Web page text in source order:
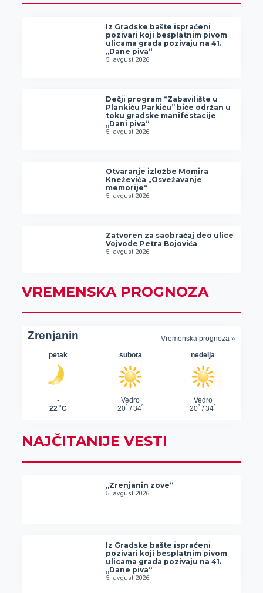
Iz Gradske bašte ispraćeni
pozivari koji besplatnim pivom
ulicama grada pozivaju na 41.
„Dane piva“
5. avgust 2026.
Dečji program “Zabavilište u
Plankiću Parkiću” biće održan u
toku gradske manifestacije
„Dani piva“
5. avgust 2026.
Otvaranje izložbe Momira
Kneževića „Osvežavanje
memorije“
5. avgust 2026.
Zatvoren za saobraćaj deo ulice
Vojvode Petra Bojovića
5. avgust 2026.
VREMENSKA PROGNOZA
NAJČITANIJE VESTI
„Zrenjanin zove“
5. avgust 2026.
Iz Gradske bašte ispraćeni
pozivari koji besplatnim pivom
ulicama grada pozivaju na 41.
„Dane piva“
5. avgust 2026.